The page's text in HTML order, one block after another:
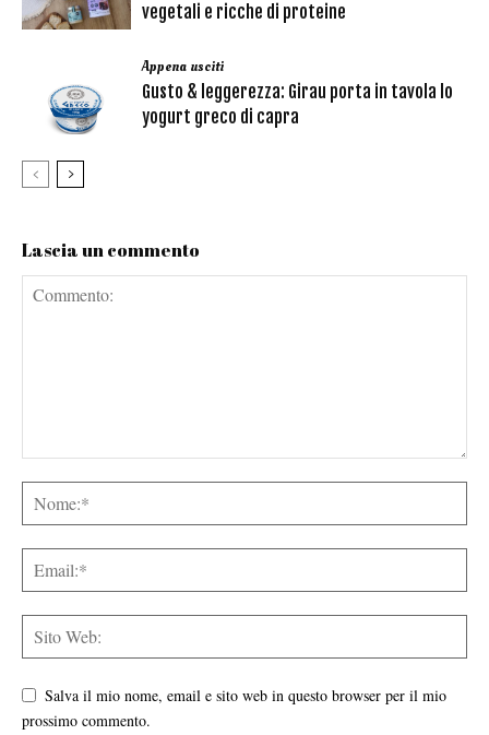
vegetali e ricche di proteine
Appena usciti
Gusto & leggerezza: Girau porta in tavola lo
yogurt greco di capra
Lascia un commento
Salva il mio nome, email e sito web in questo browser per il mio
prossimo commento.